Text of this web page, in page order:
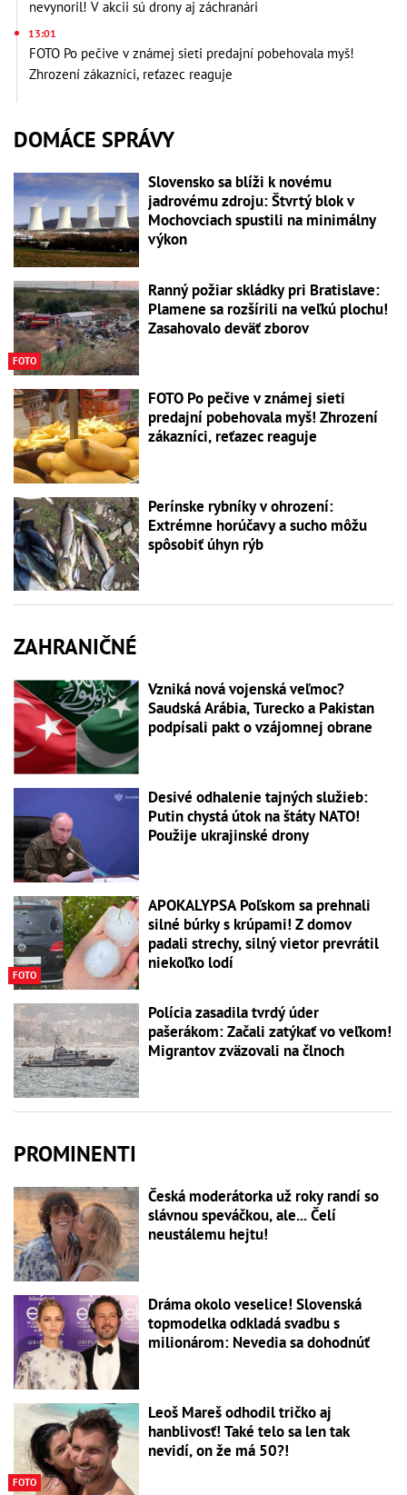
nevynoril! V akcii sú drony aj záchranári
13:01
FOTO Po pečive v známej sieti predajní pobehovala myš!
Zhrození zákazníci, reťazec reaguje
DOMÁCE SPRÁVY
Slovensko sa blíži k novému
jadrovému zdroju: Štvrtý blok v
Mochovciach spustili na minimálny
výkon
FOTO
Ranný požiar skládky pri Bratislave:
Plamene sa rozšírili na veľkú plochu!
Zasahovalo deväť zborov
FOTO Po pečive v známej sieti
predajní pobehovala myš! Zhrození
zákazníci, reťazec reaguje
Perínske rybníky v ohrození:
Extrémne horúčavy a sucho môžu
spôsobiť úhyn rýb
ZAHRANIČNÉ
Vzniká nová vojenská veľmoc?
Saudská Arábia, Turecko a Pakistan
podpísali pakt o vzájomnej obrane
Desivé odhalenie tajných služieb:
Putin chystá útok na štáty NATO!
Použije ukrajinské drony
FOTO
APOKALYPSA Poľskom sa prehnali
silné búrky s krúpami! Z domov
padali strechy, silný vietor prevrátil
niekoľko lodí
Polícia zasadila tvrdý úder
pašerákom: Začali zatýkať vo veľkom!
Migrantov zväzovali na člnoch
PROMINENTI
Česká moderátorka už roky randí so
slávnou speváčkou, ale... Čelí
neustálemu hejtu!
Dráma okolo veselice! Slovenská
topmodelka odkladá svadbu s
milionárom: Nevedia sa dohodnúť
FOTO
Leoš Mareš odhodil tričko aj
hanblivosť! Také telo sa len tak
nevidí, on že má 50?!